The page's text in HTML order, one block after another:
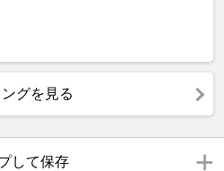
グを見る
して保存